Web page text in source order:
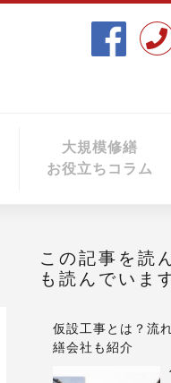
大規模修繕
お役立ちコラム
この記事を読
も読んでいま
仮設工事とは？流
繕会社も紹介